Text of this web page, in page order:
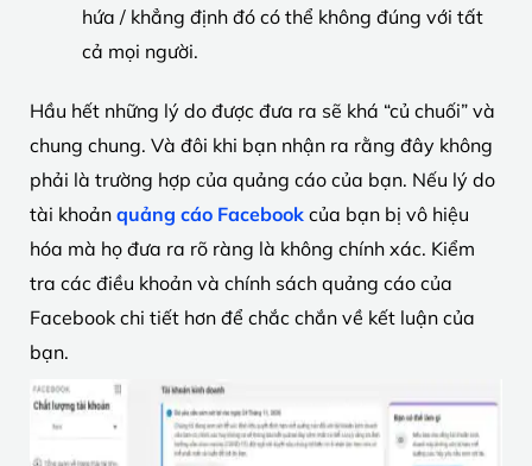
hứa / khẳng định đó có thể không đúng với tất
cả mọi người.
Hầu hết những lý do được đưa ra sẽ khá “củ chuối” và
chung chung. Và đôi khi bạn nhận ra rằng đây không
phải là trường hợp của quảng cáo của bạn. Nếu lý do
tài khoản quảng cáo Facebook của bạn bị vô hiệu
hóa mà họ đưa ra rõ ràng là không chính xác. Kiểm
tra các điều khoản và chính sách quảng cáo của
Facebook chi tiết hơn để chắc chắn về kết luận của
bạn.